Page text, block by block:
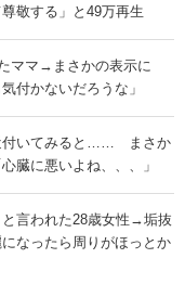
敬する」と49万再生
ママ→まさかの表示に
付かないだろうな」
付いてみると…… まさか
臓に悪いよね、、、」
言われた28歳女性→垢抜
なったら周りがほっとか